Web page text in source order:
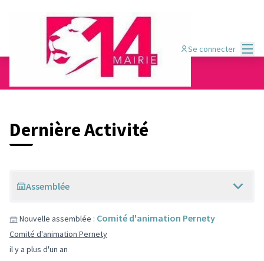
Se connecter
Dernières activités
Dernière Activité
Assemblée
il y a plus d'un an
Nouvelle assemblée : Comité d'animation Pernety
Comité d'animation Pernety